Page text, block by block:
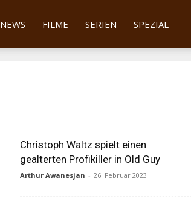
NEWS FILME SERIEN SPEZIAL
Christoph Waltz spielt einen
gealterten Profikiller in Old Guy
Arthur Awanesjan - 26. Februar 2023